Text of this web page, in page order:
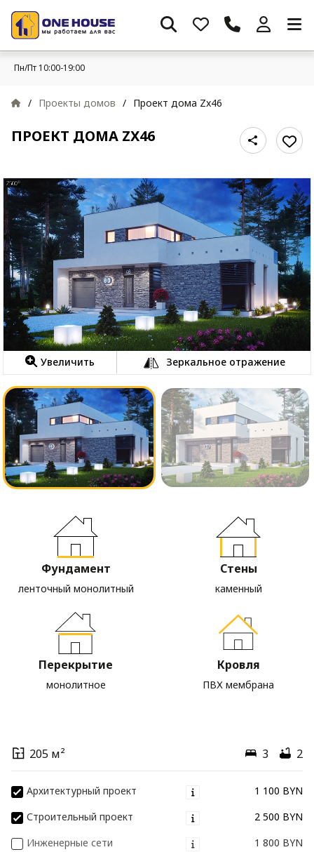
Пн/Пт 10:00-19:00
/ Проекты домов / Проект дома Zx46
ПРОЕКТ ДОМА ZX46
Увеличить Зеркальное отражение
Фундамент
ленточный монолитный
Стены
каменный
Перекрытие
монолитное
Кровля
ПВХ мембрана
205 м² 3 2
Архитектурный проект
1 100 BYN
Строительный проект
2 500 BYN
Инженерные сети
1 800 BYN